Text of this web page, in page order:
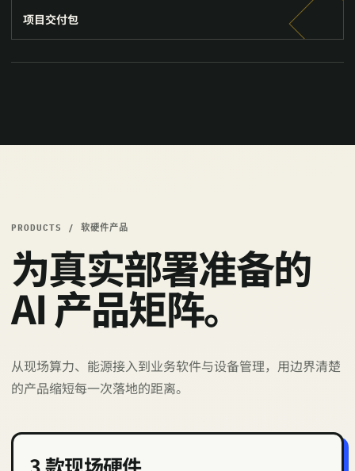
项目交付包
PRODUCTS / 软硬件产品
为真实部署准备的
AI 产品矩阵。
从现场算力、能源接入到业务软件与设备管理，用边界清楚
的产品缩短每一次落地的距离。